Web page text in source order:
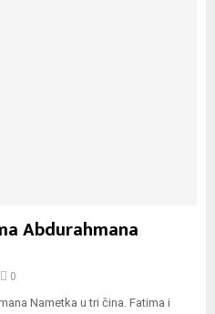
Abdurahmana
0
Nametka u tri čina. Fatima i